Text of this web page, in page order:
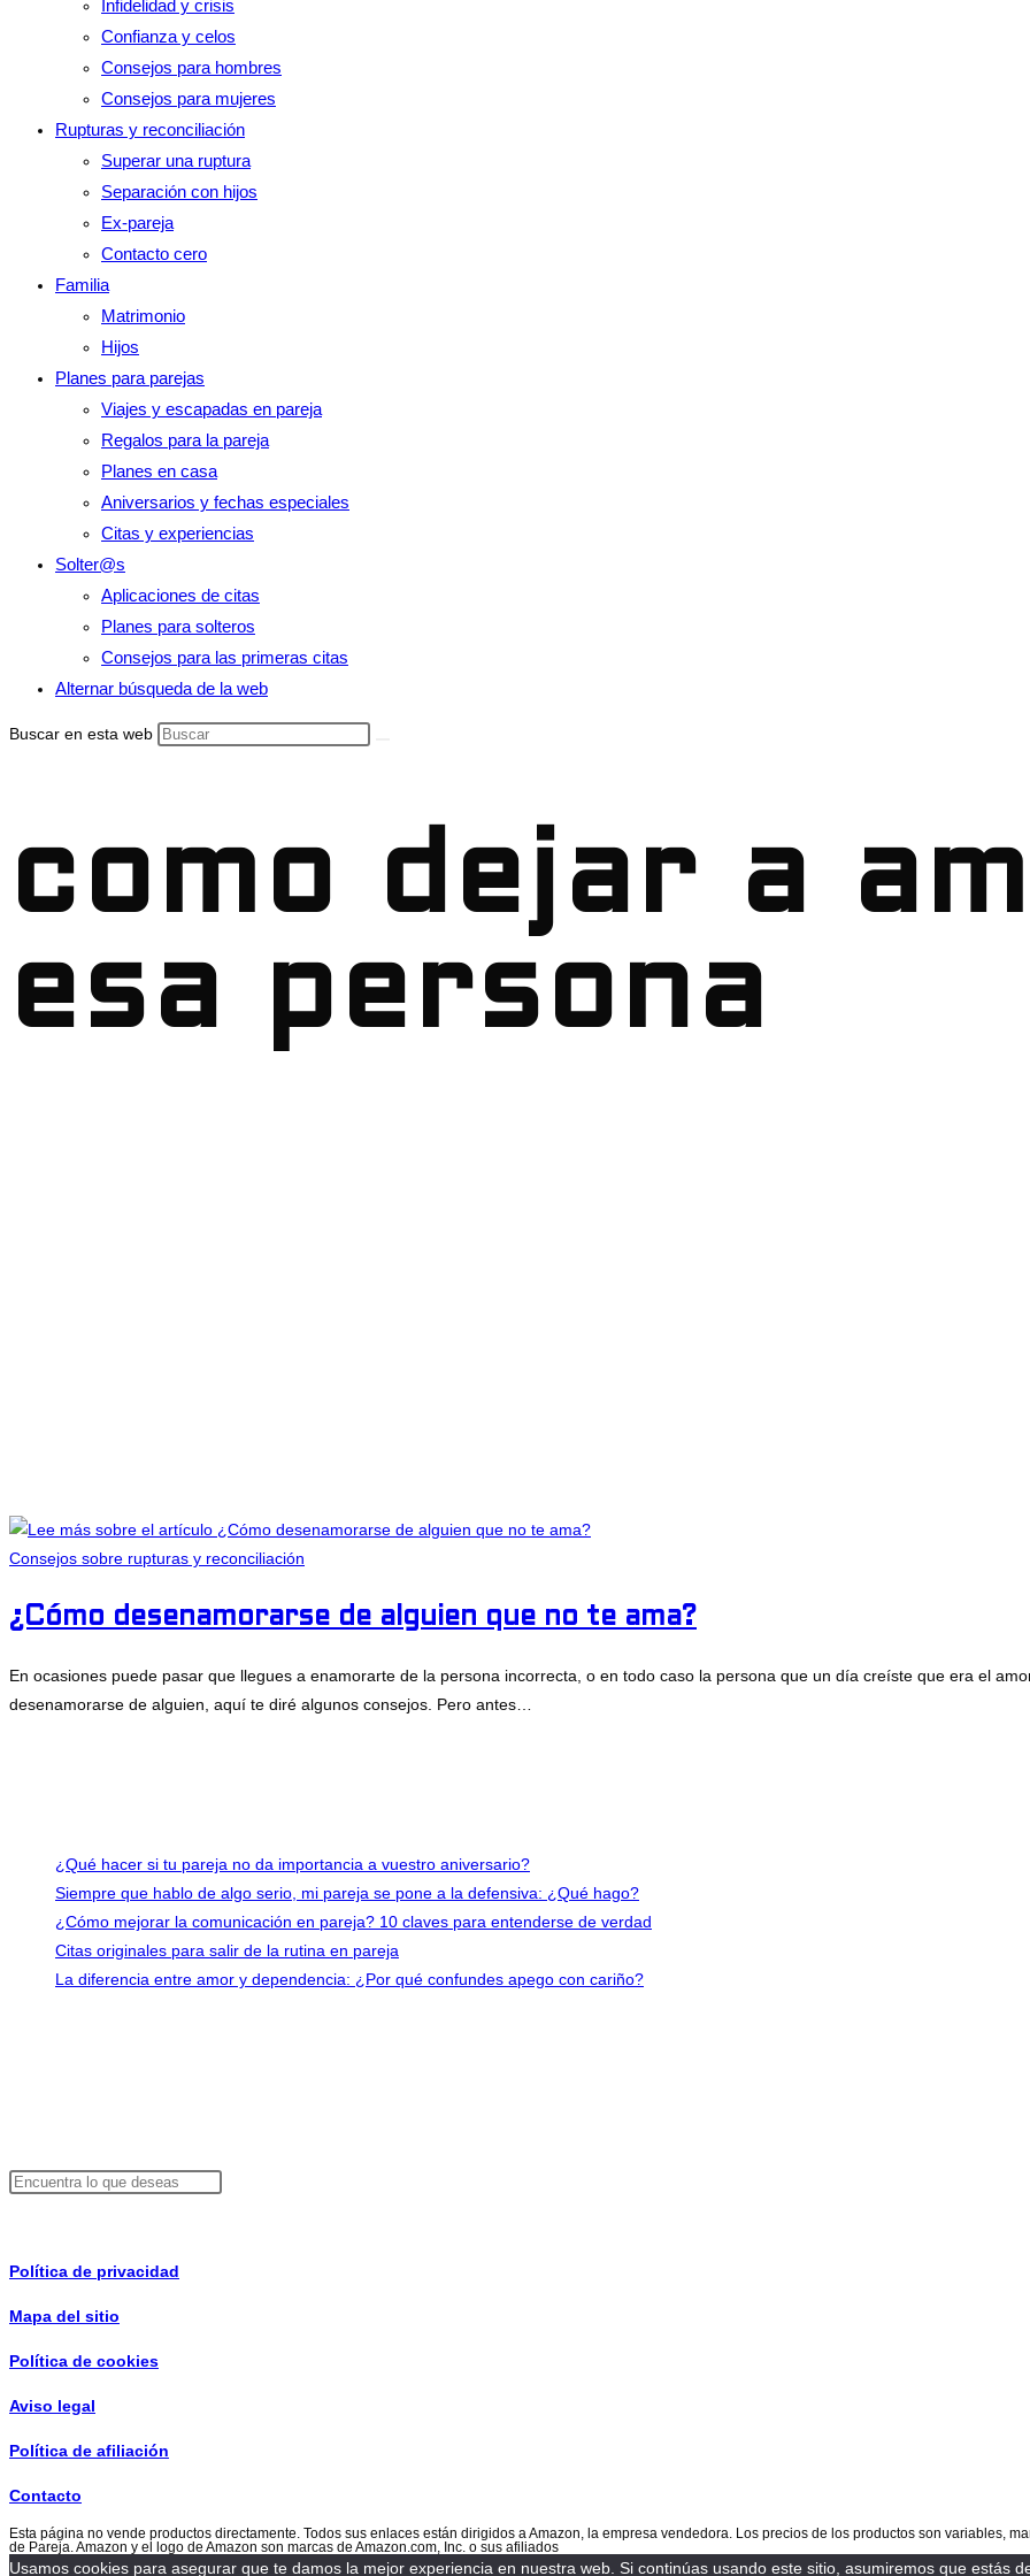
Infidelidad y crisis
Confianza y celos
Consejos para hombres
Consejos para mujeres
Rupturas y reconciliación
Superar una ruptura
Separación con hijos
Ex-pareja
Contacto cero
Familia
Matrimonio
Hijos
Planes para parejas
Viajes y escapadas en pareja
Regalos para la pareja
Planes en casa
Aniversarios y fechas especiales
Citas y experiencias
Solter@s
Aplicaciones de citas
Planes para solteros
Consejos para las primeras citas
Alternar búsqueda de la web
Buscar en esta web
como dejar a
esa persona
Consejos sobre rupturas y reconciliación
¿Cómo desenamorarse de alguien que no te ama?
En ocasiones puede pasar que llegues a enamorarte de la persona incorrecta, o en todo caso la persona que un día creíste que era el
desenamorarse de alguien, aquí te diré algunos consejos. Pero antes…
¿Qué hacer si tu pareja no da importancia a vuestro aniversario?
Siempre que hablo de algo serio, mi pareja se pone a la defensiva: ¿Qué hago?
¿Cómo mejorar la comunicación en pareja? 10 claves para entenderse de verdad
Citas originales para salir de la rutina en pareja
La diferencia entre amor y dependencia: ¿Por qué confundes apego con cariño?
Política de privacidad
Mapa del sitio
Política de cookies
Aviso legal
Política de afiliación
Contacto
Esta página no vende productos directamente. Todos sus enlaces están dirigidos a Amazon, la empresa vendedora. Los precios de los productos son variables,
de Pareja. Amazon y el logo de Amazon son marcas de Amazon.com, Inc. o sus afiliados
Usamos cookies para asegurar que te damos la mejor experiencia en nuestra web. Si continúas usando este sitio, asumiremos que estás